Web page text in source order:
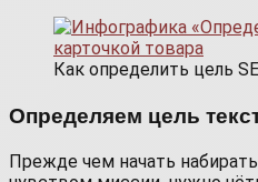
Как определить цель
Определяем цель
Прежде чем начать